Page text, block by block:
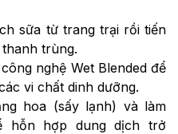
sữa từ trang trại rồi tiến
trùng.
nghệ Wet Blended để
vi chất dinh dưỡng.
hoa (sấy lạnh) và làm
hỗn hợp dung dịch trở